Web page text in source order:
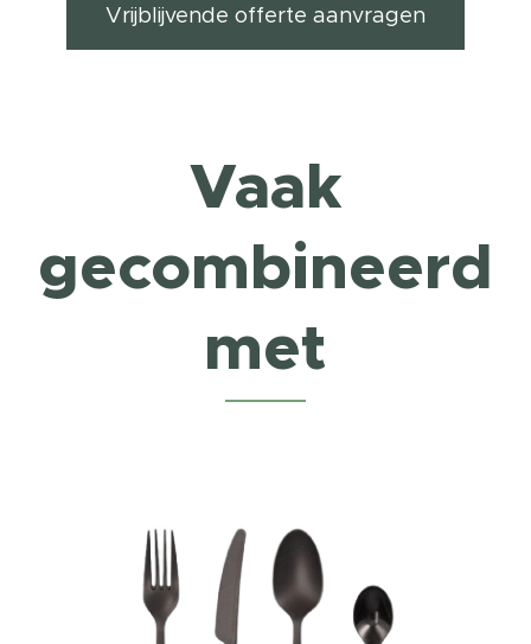
Vrijblijvende offerte aanvragen
Vaak
gecombineerd
met